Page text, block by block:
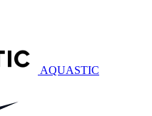
AQUASTIC